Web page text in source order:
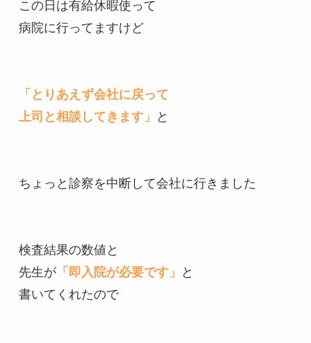
この日は有給休暇使って
病院に行ってますけど
「とりあえず会社に戻って
上司と相談してきます」
と
ちょっと診察を中断して会社に行きました
検査結果の数値と
先生が「即入院が必要です」
と
書いてくれたので